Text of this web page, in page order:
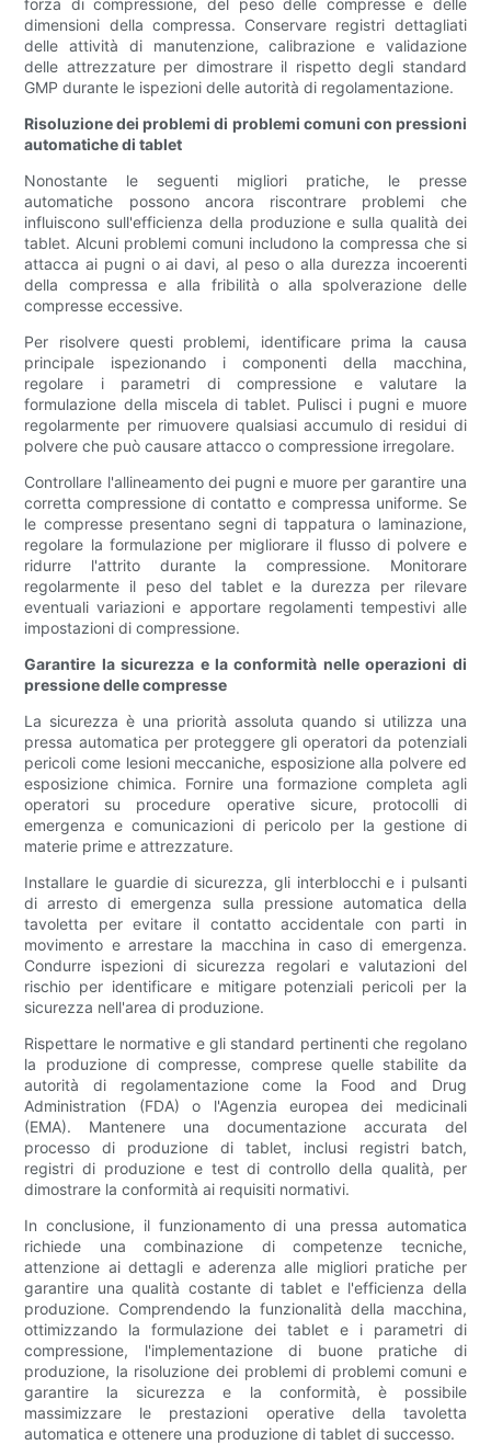
forza di compressione, del peso delle compresse e delle
dimensioni della compressa. Conservare registri dettagliati
delle attività di manutenzione, calibrazione e validazione
delle attrezzature per dimostrare il rispetto degli standard
GMP durante le ispezioni delle autorità di regolamentazione.
Risoluzione dei problemi di problemi comuni con pressioni
automatiche di tablet
Nonostante le seguenti migliori pratiche, le presse
automatiche possono ancora riscontrare problemi che
influiscono sull'efficienza della produzione e sulla qualità dei
tablet. Alcuni problemi comuni includono la compressa che si
attacca ai pugni o ai davi, al peso o alla durezza incoerenti
della compressa e alla fribilità o alla spolverazione delle
compresse eccessive.
Per risolvere questi problemi, identificare prima la causa
principale ispezionando i componenti della macchina,
regolare i parametri di compressione e valutare la
formulazione della miscela di tablet. Pulisci i pugni e muore
regolarmente per rimuovere qualsiasi accumulo di residui di
polvere che può causare attacco o compressione irregolare.
Controllare l'allineamento dei pugni e muore per garantire una
corretta compressione di contatto e compressa uniforme. Se
le compresse presentano segni di tappatura o laminazione,
regolare la formulazione per migliorare il flusso di polvere e
ridurre l'attrito durante la compressione. Monitorare
regolarmente il peso del tablet e la durezza per rilevare
eventuali variazioni e apportare regolamenti tempestivi alle
impostazioni di compressione.
Garantire la sicurezza e la conformità nelle operazioni di
pressione delle compresse
La sicurezza è una priorità assoluta quando si utilizza una
pressa automatica per proteggere gli operatori da potenziali
pericoli come lesioni meccaniche, esposizione alla polvere ed
esposizione chimica. Fornire una formazione completa agli
operatori su procedure operative sicure, protocolli di
emergenza e comunicazioni di pericolo per la gestione di
materie prime e attrezzature.
Installare le guardie di sicurezza, gli interblocchi e i pulsanti
di arresto di emergenza sulla pressione automatica della
tavoletta per evitare il contatto accidentale con parti in
movimento e arrestare la macchina in caso di emergenza.
Condurre ispezioni di sicurezza regolari e valutazioni del
rischio per identificare e mitigare potenziali pericoli per la
sicurezza nell'area di produzione.
Rispettare le normative e gli standard pertinenti che regolano
la produzione di compresse, comprese quelle stabilite da
autorità di regolamentazione come la Food and Drug
Administration (FDA) o l'Agenzia europea dei medicinali
(EMA). Mantenere una documentazione accurata del
processo di produzione di tablet, inclusi registri batch,
registri di produzione e test di controllo della qualità, per
dimostrare la conformità ai requisiti normativi.
In conclusione, il funzionamento di una pressa automatica
richiede una combinazione di competenze tecniche,
attenzione ai dettagli e aderenza alle migliori pratiche per
garantire una qualità costante di tablet e l'efficienza della
produzione. Comprendendo la funzionalità della macchina,
ottimizzando la formulazione dei tablet e i parametri di
compressione, l'implementazione di buone pratiche di
produzione, la risoluzione dei problemi di problemi comuni e
garantire la sicurezza e la conformità, è possibile
massimizzare le prestazioni operative della tavoletta
automatica e ottenere una produzione di tablet di successo.